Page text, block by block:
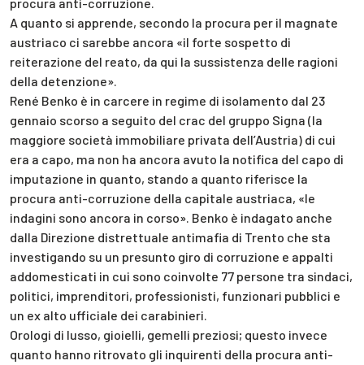
A quanto si apprende, secondo la procura per il magnate
austriaco ci sarebbe ancora «il forte sospetto di
reiterazione del reato, da qui la sussistenza delle ragioni
della detenzione».
René Benko è in carcere in regime di isolamento dal 23
gennaio scorso a seguito del crac del gruppo Signa (la
maggiore società immobiliare privata dell’Austria) di cui
era a capo, ma non ha ancora avuto la notifica del capo di
imputazione in quanto, stando a quanto riferisce la
procura anti-corruzione della capitale austriaca, «le
indagini sono ancora in corso». Benko è indagato anche
dalla Direzione distrettuale antimafia di Trento che sta
investigando su un presunto giro di corruzione e appalti
addomesticati in cui sono coinvolte 77 persone tra sindaci,
politici, imprenditori, professionisti, funzionari pubblici e
un ex alto ufficiale dei carabinieri.
Orologi di lusso, gioielli, gemelli preziosi; questo invece
quanto hanno ritrovato gli inquirenti della procura anti-